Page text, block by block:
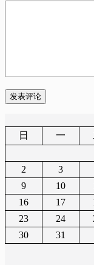
发表评论
日
一
2
3
9
10
16
17
23
24
30
31